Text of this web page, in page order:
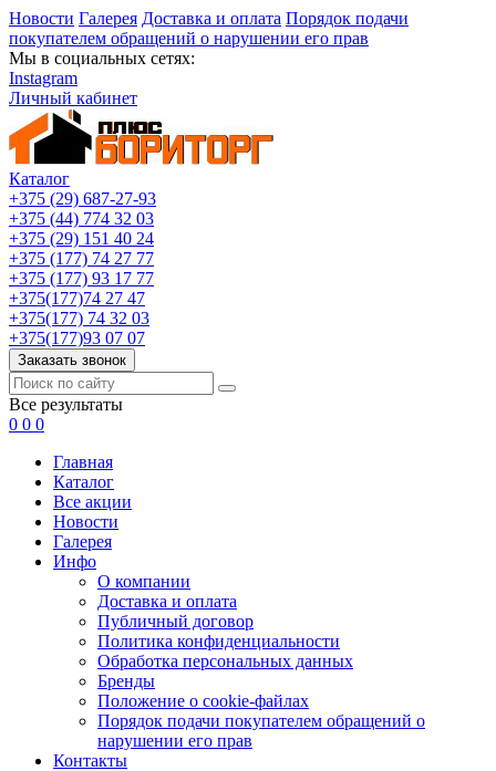
Новости Галерея Доставка и оплата Порядок подачи
покупателем обращений о нарушении его прав
Мы в социальных сетях:
Instagram
Личный кабинет
Каталог
+375 (29) 687-27-93
+375 (44) 774 32 03
+375 (29) 151 40 24
+375 (177) 74 27 77
+375 (177) 93 17 77
+375(177)74 27 47
+375(177) 74 32 03
+375(177)93 07 07
Заказать звонок
Все результаты
0 0 0
Главная
Каталог
Все акции
Новости
Галерея
Инфо
О компании
Доставка и оплата
Публичный договор
Политика конфиденциальности
Обработка персональных данных
Бренды
Положение о cookie-файлах
Порядок подачи покупателем обращений о
нарушении его прав
Контакты